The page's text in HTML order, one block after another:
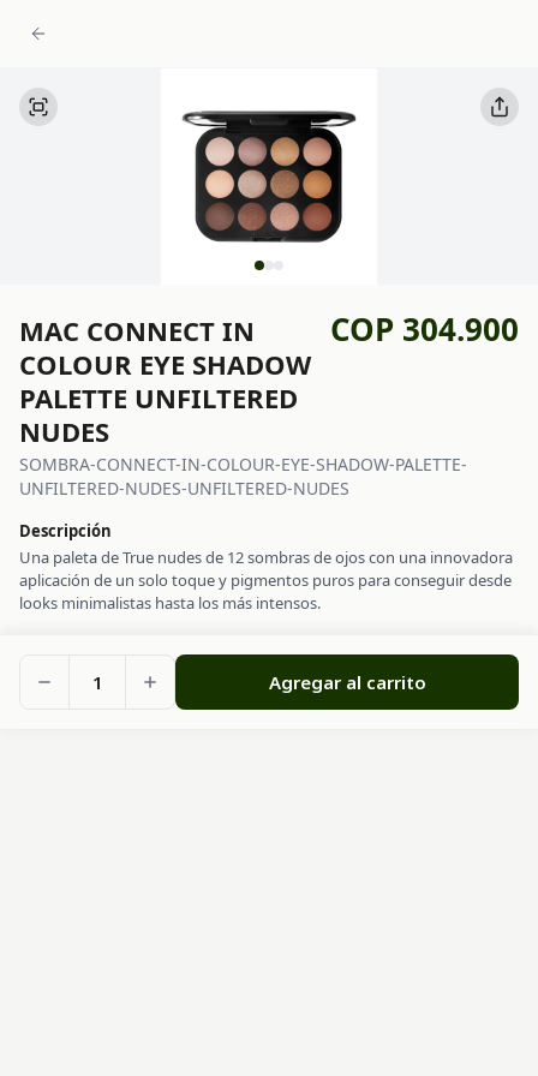
MAC CONNECT IN
COLOUR EYE SHADOW
PALETTE UNFILTERED
NUDES
COP 304.900
SOMBRA-CONNECT-IN-COLOUR-EYE-SHADOW-PALETTE-
UNFILTERED-NUDES-UNFILTERED-NUDES
Descripción
Una paleta de True nudes de 12 sombras de ojos con una innovadora
aplicación de un solo toque y pigmentos puros para conseguir desde
looks minimalistas hasta los más intensos.
1 Agregar al carrito